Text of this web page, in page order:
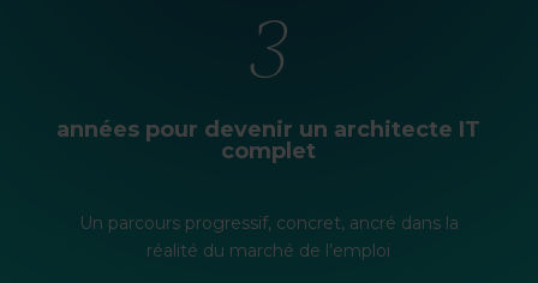
4
années pour devenir un architecte IT
complet
Un parcours progressif, concret, ancré dans la
réalité du marché de l’emploi